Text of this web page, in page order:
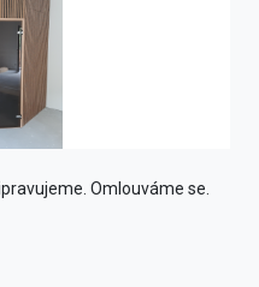
Omlouváme se.